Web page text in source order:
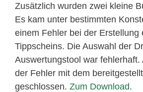
Zusätzlich wurden zwei kleine
Es kam unter bestimmten
einem Fehler bei der Erstellung
Tippscheins. Die Auswahl der
Auswertungstool war fehlerhaft.
der Fehler mit dem
geschlossen. Zum Download.